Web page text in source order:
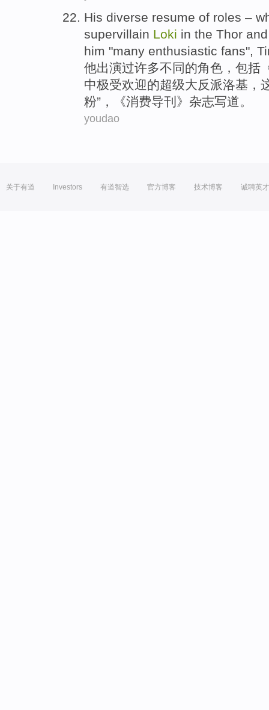
His diverse resume of roles –
supervillain Loki in the Thor and
him "many enthusiastic fans",
他出演过许多不同的角色 ， 包括
中极受欢迎的超级大反派洛基 ，
粉”，《消费导刊》 杂志写道。
youdao
关于有道 Investors 有道智选 官方博客 技术博客 诚聘英才